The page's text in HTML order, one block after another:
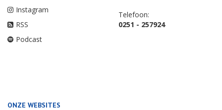
Instagram
RSS
Podcast
Telefoon:
0251 - 257924
ONZE WEBSITES